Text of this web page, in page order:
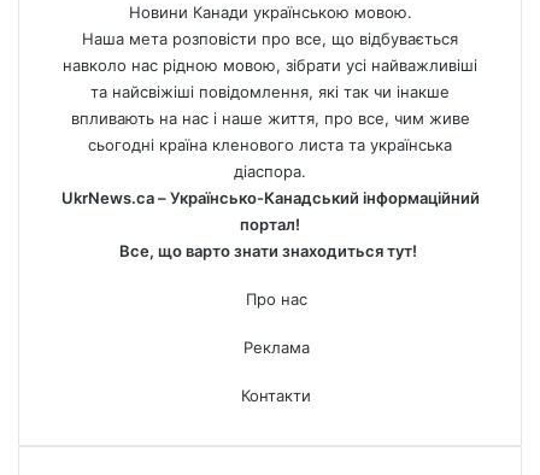
Новини Канади українською мовою.
Наша мета розповісти про все, що відбувається
навколо нас рідною мовою, зібрати усі найважливіші
та найсвіжіші повідомлення, які так чи інакше
впливають на нас і наше життя, про все, чим живе
сьогодні країна кленового листа та українська
діаспора.
UkrNews.ca – Українсько-Канадський інформаційний
портал!
Все, що варто знати знаходиться тут!
Про нас
Реклама
Контакти